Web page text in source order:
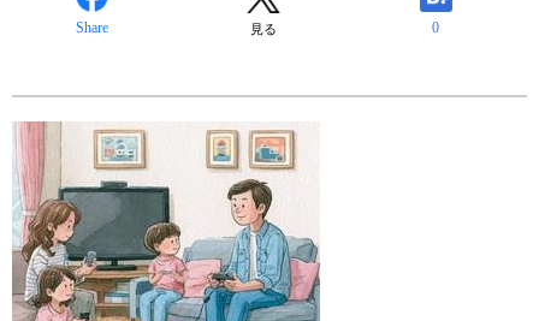
Share 見る 0